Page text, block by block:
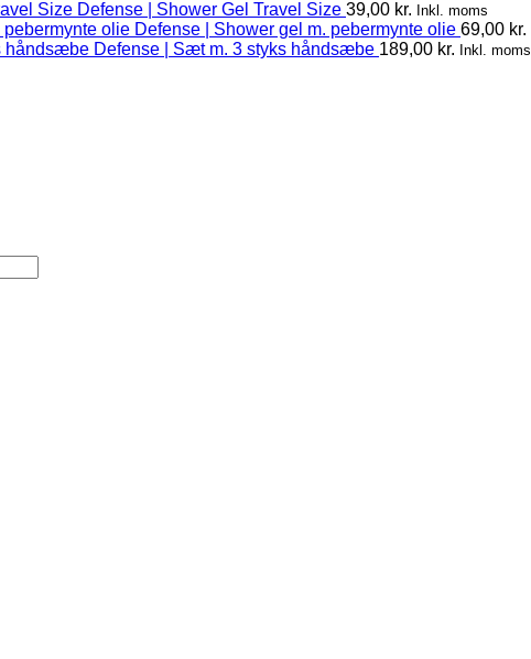
Defense | Shower Gel Travel Size 39,00 kr. Inkl. moms
Defense | Shower gel m. pebermynte olie 69,00 kr.
Defense | Sæt m. 3 styks håndsæbe 189,00 kr. Inkl. moms